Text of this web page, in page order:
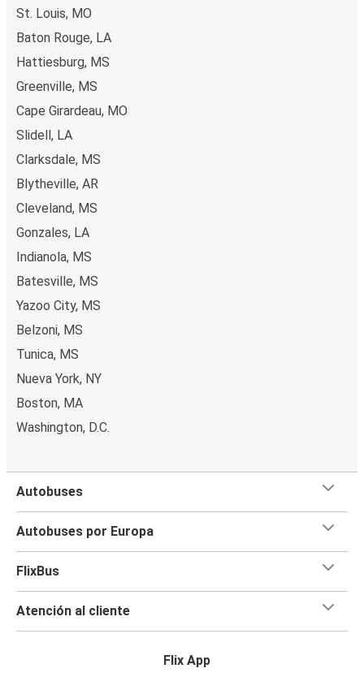
St. Louis, MO
Baton Rouge, LA
Hattiesburg, MS
Greenville, MS
Cape Girardeau, MO
Slidell, LA
Clarksdale, MS
Blytheville, AR
Cleveland, MS
Gonzales, LA
Indianola, MS
Batesville, MS
Yazoo City, MS
Belzoni, MS
Tunica, MS
Nueva York, NY
Boston, MA
Washington, D.C.
Autobuses
Autobuses por Europa
FlixBus
Atención al cliente
Flix App